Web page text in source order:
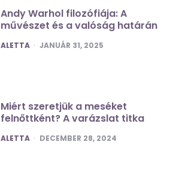
Andy Warhol filozófiája: A
művészet és a valóság határán
POSTED
ALETTA JANUÁR 31, 2025
Miért szeretjük a meséket
felnőttként? A varázslat titka
POSTED
ALETTA DECEMBER 28, 2024